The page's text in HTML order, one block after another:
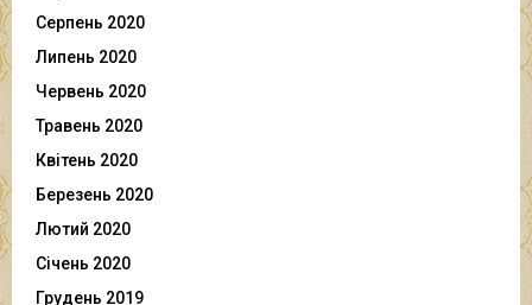
Серпень 2020
Липень 2020
Червень 2020
Травень 2020
Квітень 2020
Березень 2020
Лютий 2020
Січень 2020
Грудень 2019